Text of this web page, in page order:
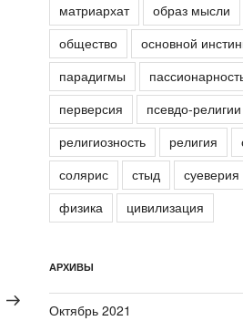
Следующая
запись
матриархат
образ мысли
общество
основной
парадигмы
перверсия
псевдо-религии
религиозность
религия
солярис
стыд суеверия
физика
цивилизация
АРХИВЫ
Октябрь 2021